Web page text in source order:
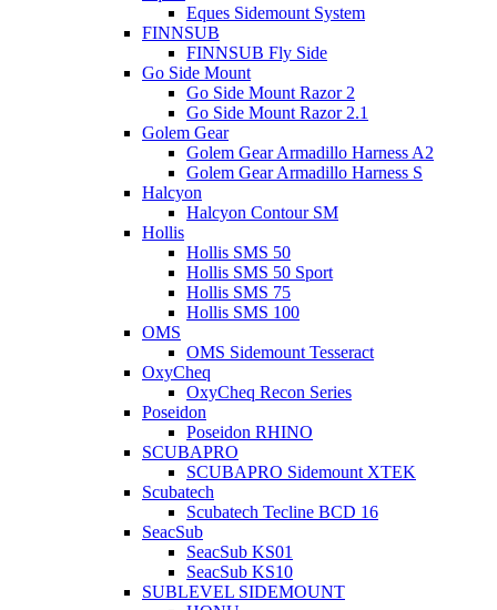
Eques Sidemount System
FINNSUB
FINNSUB Fly Side
Go Side Mount
Go Side Mount Razor 2
Go Side Mount Razor 2.1
Golem Gear
Golem Gear Armadillo Harness A2
Golem Gear Armadillo Harness S
Halcyon
Halcyon Contour SM
Hollis
Hollis SMS 50
Hollis SMS 50 Sport
Hollis SMS 75
Hollis SMS 100
OMS
OMS Sidemount Tesseract
OxyCheq
OxyCheq Recon Series
Poseidon
Poseidon RHINO
SCUBAPRO
SCUBAPRO Sidemount XTEK
Scubatech
Scubatech Tecline BCD 16
SeacSub
SeacSub KS01
SeacSub KS10
SUBLEVEL SIDEMOUNT